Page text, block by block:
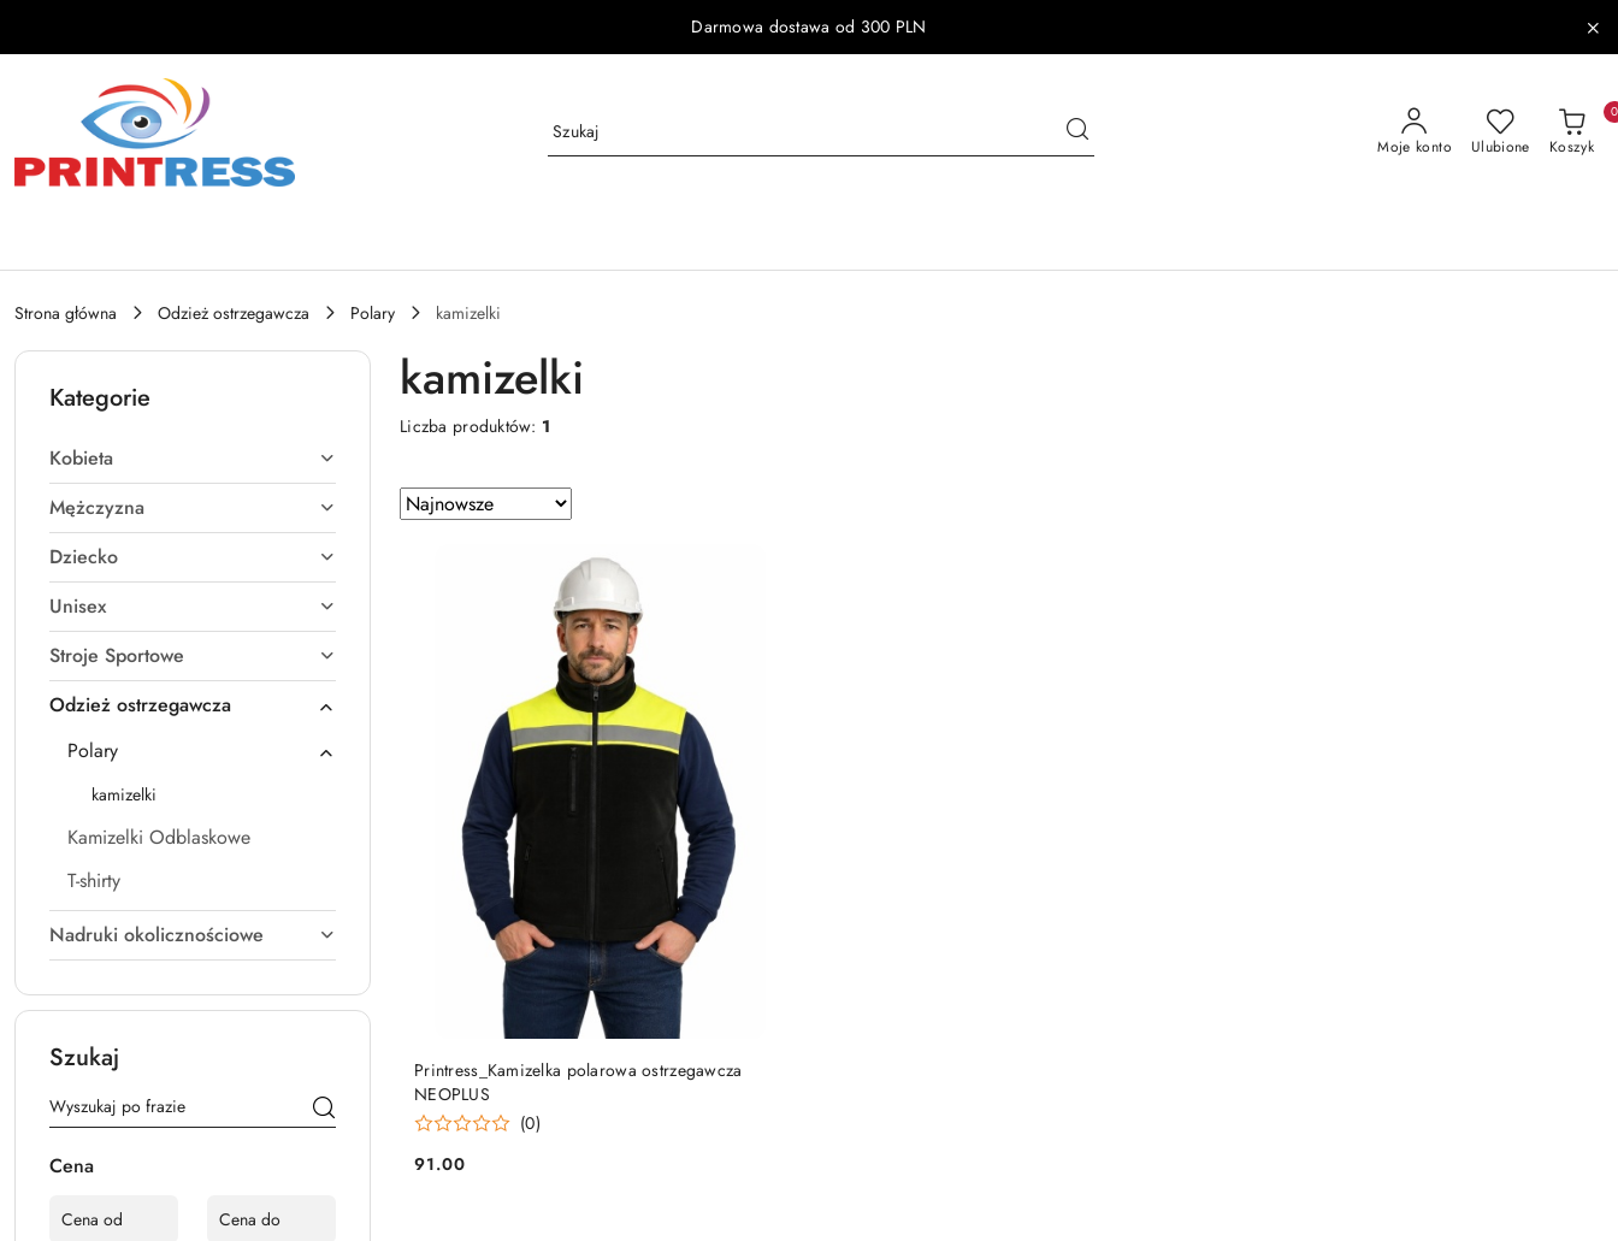
Darmowa dostawa od 300 PLN
Moje konto Ulubione Koszyk
0
Strona główna Odzież ostrzegawcza Polary kamizelki
Kategorie
Kobieta
Mężczyzna
Dziecko
Unisex
Stroje Sportowe
Odzież ostrzegawcza
Polary
kamizelki
Kamizelki Odblaskowe
T-shirty
Nadruki okolicznościowe
Szukaj
Cena
kamizelki
Liczba produktów: 1
Zastosowano
sortowanie:
Sortuj
według
Printress_Kamizelka polarowa ostrzegawcza
NEOPLUS
(0)
Cena:
91.00
DO KOSZYKA